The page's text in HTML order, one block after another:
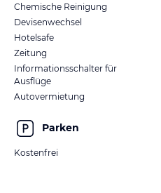
Chemische Reinigung
Devisenwechsel
Hotelsafe
Zeitung
Informationsschalter für
Ausflüge
Autovermietung
Parken
Kostenfrei